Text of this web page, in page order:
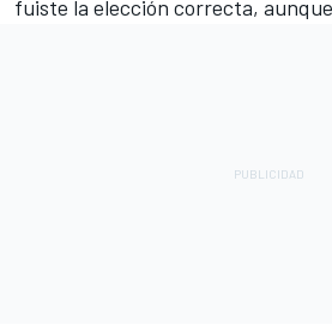
fuiste la elección correcta,